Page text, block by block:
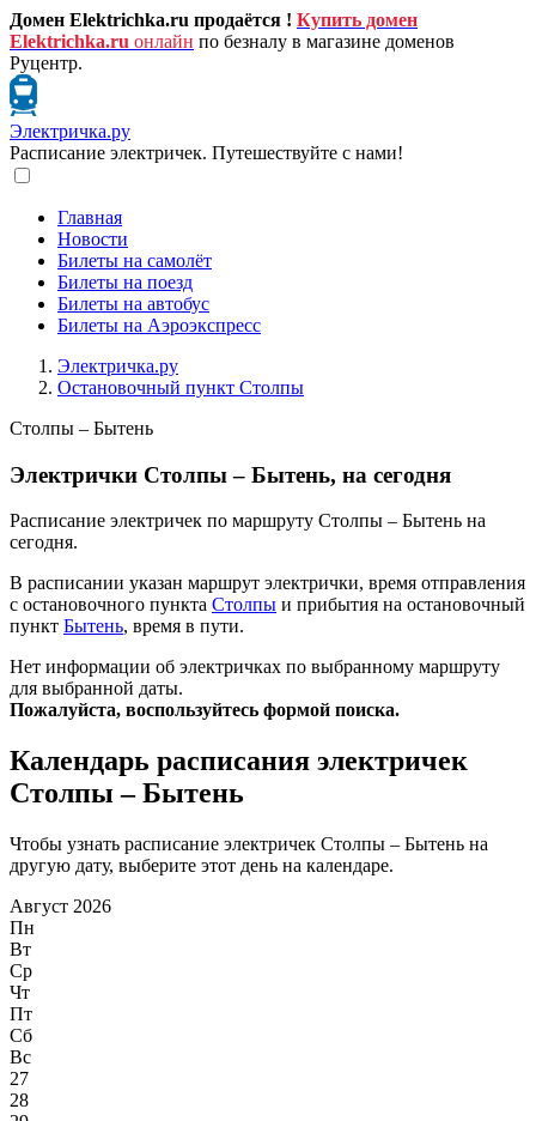
Домен Elektrichka.ru продаётся ! Купить домен
Elektrichka.ru онлайн по безналу в магазине доменов
Руцентр.
Электричка.ру
Расписание электричек. Путешествуйте с нами!
Главная
Новости
Билеты на самолёт
Билеты на поезд
Билеты на автобус
Билеты на Аэроэкспресс
Электричка.ру
Остановочный пункт Столпы
Столпы – Бытень
Электрички Столпы – Бытень, на сегодня
Расписание электричек по маршруту Столпы – Бытень на
сегодня.
В расписании указан маршрут электрички, время отправления
с остановочного пункта Столпы и прибытия на остановочный
пункт Бытень, время в пути.
Нет информации об электричках по выбранному маршруту
для выбранной даты.
Пожалуйста, воспользуйтесь формой поиска.
Календарь расписания электричек
Столпы – Бытень
Чтобы узнать расписание электричек Столпы – Бытень на
другую дату, выберите этот день на календаре.
Август 2026
Пн
Вт
Ср
Чт
Пт
Сб
Вс
27
28